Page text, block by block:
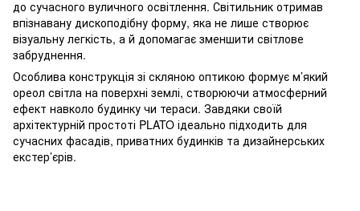
до сучасного вуличного освітлення. Світильник отримав
впізнавану дископодібну форму, яка не лише створює
візуальну легкість, а й допомагає зменшити світлове
забруднення.
Особлива конструкція зі скляною оптикою формує м’який
ореол світла на поверхні землі, створюючи атмосферний
ефект навколо будинку чи тераси. Завдяки своїй
архітектурній простоті PLATO ідеально підходить для
сучасних фасадів, приватних будинків та дизайнерських
екстер’єрів.